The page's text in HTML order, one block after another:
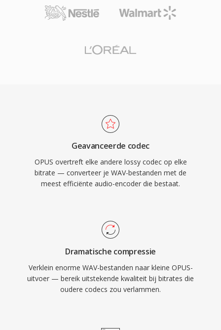
tijdstempels en productienotities mogelijk zijn.
De voornaamste afweging is bestandsgrootte
ruwweg 10 MB in beslag — en de 32-bit RIFF-
alle mainstream audiocodecs. Drie voordelen
licentiebarrieeres wegvallen die proprietary
verplichte codec voor WebRTC, zodat elke
moderne browser één Opus-decoder
meelevert. WhatsApp, Discord, Zoom en
YouTube vertrouwen allemaal op Opus voor
realtime audio.
Geavanceerde codec
OPUS overtreft elke andere lossy codec op elke
bitrate — converteer je WAV-bestanden met de
meest efficiënte audio-encoder die bestaat.
Dramatische compressie
Verklein enorme WAV-bestanden naar kleine OPUS-
uitvoer — bereik uitstekende kwaliteit bij bitrates die
oudere codecs zou verlammen.